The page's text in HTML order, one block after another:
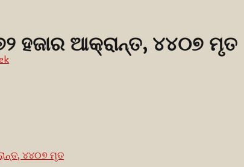
ହଜାର ଆକ୍ରାନ୍ତ, ୪୪୦୭ ମୃତ